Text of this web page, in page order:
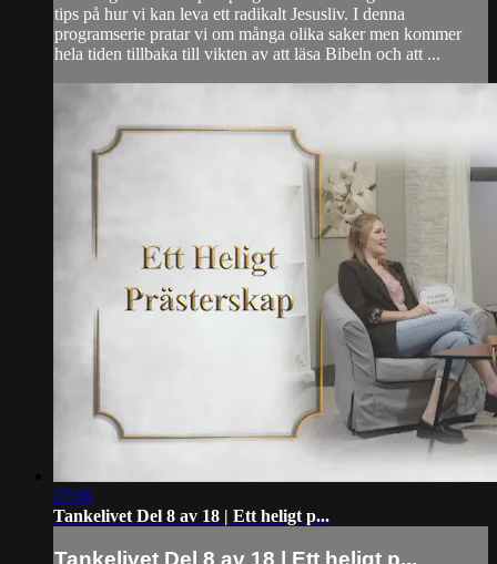
tips på hur vi kan leva ett radikalt Jesusliv. I denna
programserie pratar vi om många olika saker men kommer
hela tiden tillbaka till vikten av att läsa Bibeln och att ...
27:06
Tankelivet Del 8 av 18 | Ett heligt p...